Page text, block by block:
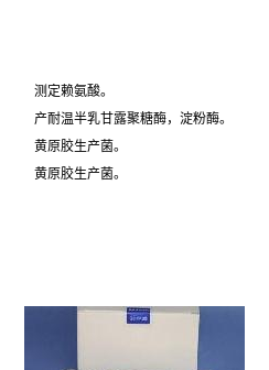
测定赖氨酸。
产耐温半乳甘露聚糖酶，淀粉酶。
黄原胶生产菌。
黄原胶生产菌。